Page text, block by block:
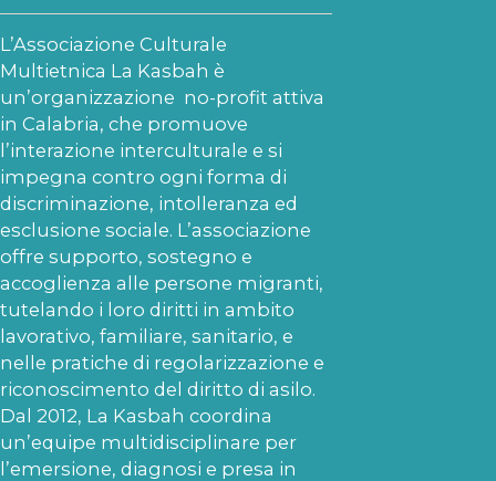
L’Associazione Culturale
Multietnica La Kasbah è
un’organizzazione no-profit attiva
in Calabria, che promuove
l’interazione interculturale e si
impegna contro ogni forma di
discriminazione, intolleranza ed
esclusione sociale. L’associazione
offre supporto, sostegno e
accoglienza alle persone migranti,
tutelando i loro diritti in ambito
lavorativo, familiare, sanitario, e
nelle pratiche di regolarizzazione e
riconoscimento del diritto di asilo.
Dal 2012, La Kasbah coordina
un’equipe multidisciplinare per
l’emersione, diagnosi e presa in